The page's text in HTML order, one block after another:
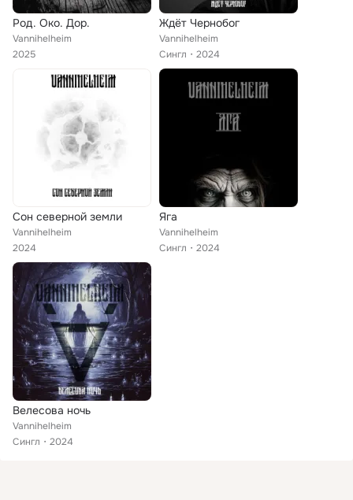
Род. Око. Дор.
Vannihelheim
2025
Ждёт Чернобог
Vannihelheim
Сингл
2024
Сон северной земли
Vannihelheim
2024
Яга
Vannihelheim
Сингл
2024
Велесова ночь
Vannihelheim
Сингл
2024